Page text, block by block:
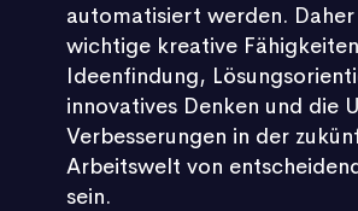
automatisiert werden.
wichtige kreative
Ideenfindung,
innovatives Denken und die
Verbesserungen in der
Arbeitswelt von
sein.